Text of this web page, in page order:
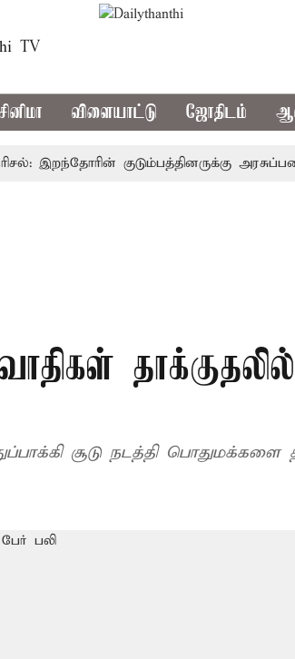
TV
சினிமா விளையாட்டு ஜோதிடம்
இறந்தோரின் குடும்பத்தினருக்கு அரசுப்பணி
சூடு நடத்தி பொதுமக்களை